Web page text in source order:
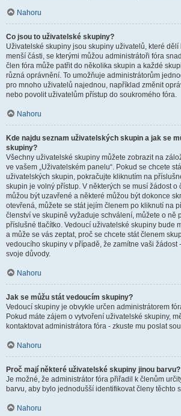
Nahoru
Co jsou to uživatelské skupiny?
Uživatelské skupiny jsou skupiny uživatelů, které
menší části, se kterými můžou administrátoři fóra
člen fóra může patřit do několika skupin a každé
různá oprávnění. To umožňuje administrátorům
pro mnoho uživatelů najednou, například změnit
nebo povolit uživatelům přístup do soukromého fóra.
Nahoru
Kde najdu seznam uživatelských skupin a jak se
skupiny?
Všechny uživatelské skupiny můžete zobrazit na
ve vašem „Uživatelském panelu“. Pokud se chcete
uživatelských skupin, pokračujte kliknutím na
skupin je volný přístup. V některých se musí žádost o
můžou být uzavřené a některé můžou být dokonce
otevřená, můžete se stát jejím členem po kliknutí na
členství ve skupině vyžaduje schválení, můžete o ně
příslušné tlačítko. Vedoucí uživatelské skupiny bude
a může se vás zeptat, proč se chcete stát členem
vedoucího skupiny v případě, že zamítne vaši žádost
svoje důvody.
Nahoru
Jak se můžu stát vedoucím skupiny?
Vedoucí skupiny je obvykle určen administrátorem
Pokud máte zájem o vytvoření uživatelské skupiny,
kontaktovat administrátora fóra - zkuste mu poslat
Nahoru
Proč mají některé uživatelské skupiny jinou barvu?
Je možné, že administrátor fóra přiřadil k členům
barvu, aby bylo jednodušší identifikovat členy těchto
Nahoru